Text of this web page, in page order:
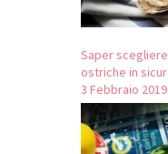
Saper
ostriche in
3 Febbraio 2019